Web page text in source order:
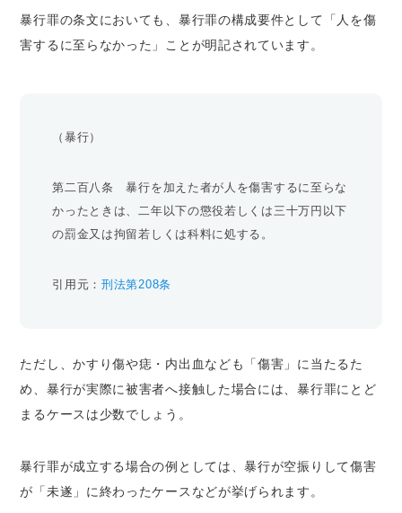
暴行罪の条文においても、暴行罪の構成要件として「人を傷
害するに至らなかった」ことが明記されています。
（暴行）
第二百八条 暴行を加えた者が人を傷害するに至らな
かったときは、二年以下の懲役若しくは三十万円以下
の罰金又は拘留若しくは科料に処する。
引用元：刑法第208条
ただし、かすり傷や痣・内出血なども「傷害」に当たるた
め、暴行が実際に被害者へ接触した場合には、暴行罪にとど
まるケースは少数でしょう。
暴行罪が成立する場合の例としては、暴行が空振りして傷害
が「未遂」に終わったケースなどが挙げられます。